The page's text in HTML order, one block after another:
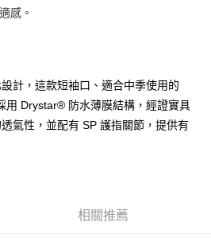
灣大哥大用戶可立即使用無須另外申請。
」，訂單成立後會自動跳轉到大哥付的交易
用金額請依後續交易確認頁面所載為準。
況，表示未達大哥付你分期系統評分，恕無
大哥付你分期」於每月結算日後寄送繳費提
之後才付款」的支付方式。 讓您購物簡單
綁卡、不需儲值。
認證，即可結帳。
，再付款。
，點擊此簡訊中的連結，可透過四大超商／
行付款，方視為交易完成。
以上)免運費
感。
計，這款短袖口、適合中季使用的
用 Drystar® 防水薄膜結構，經證實具
氣性，並配有 SP 護指關節，提供有
相關推薦